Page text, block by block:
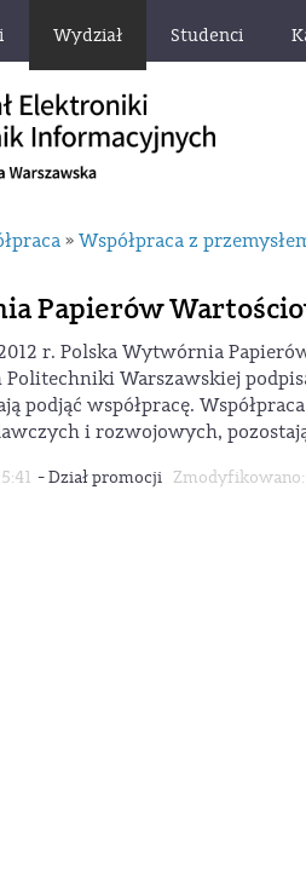
Wydział Studenci
» Współpraca z
Papierów
r. Polska Wytwórnia
Warszawskiej
podjąć współpracę.
i rozwojowych,
-Dział promocji Zmodyfikowano: